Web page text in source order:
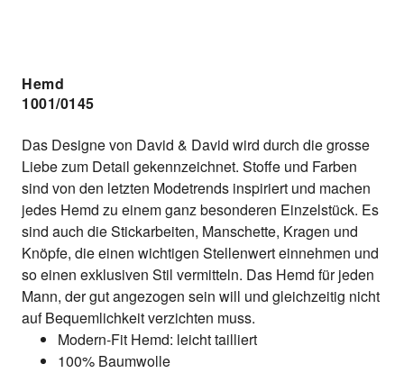
Hemd
1001/0145
Das Designe von David & David wird durch die grosse
Liebe zum Detail gekennzeichnet. Stoffe und Farben
sind von den letzten Modetrends inspiriert und machen
jedes Hemd zu einem ganz besonderen Einzelstück. Es
sind auch die Stickarbeiten, Manschette, Kragen und
Knöpfe, die einen wichtigen Stellenwert einnehmen und
so einen exklusiven Stil vermitteln. Das Hemd für jeden
Mann, der gut angezogen sein will und gleichzeitig nicht
auf Bequemlichkeit verzichten muss.
Modern-Fit Hemd: leicht tailliert
100% Baumwolle